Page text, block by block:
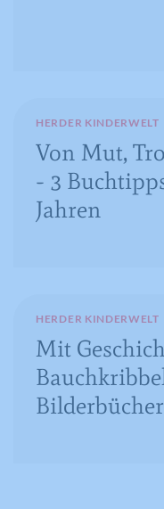
HERDER KINDERWELT
Von Mut,
- 3
Jahren
HERDER KINDERWELT
Mit